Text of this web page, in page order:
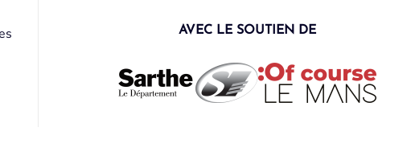
AVEC LE SOUTIEN DE